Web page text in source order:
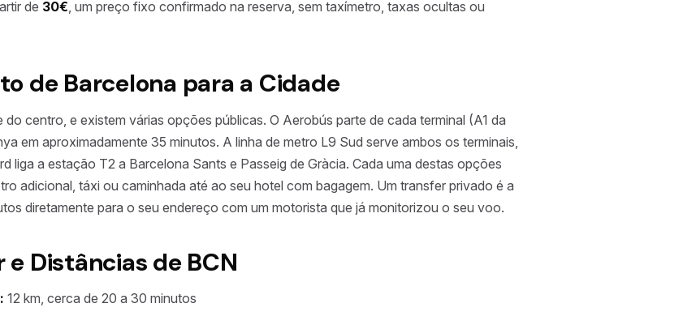
de 30€, um preço fixo confirmado na reserva, sem taxímetro, taxas ocultas ou
de Barcelona para a Cidade
centro, e existem várias opções públicas. O Aerobús parte de cada terminal (A1 da
em aproximadamente 35 minutos. A linha de metro L9 Sud serve ambos os terminais,
liga a estação T2 a Barcelona Sants e Passeig de Gràcia. Cada uma destas opções
adicional, táxi ou caminhada até ao seu hotel com bagagem. Um transfer privado é a
diretamente para o seu endereço com um motorista que já monitorizou o seu voo.
Distâncias de BCN
12 km, cerca de 20 a 30 minutos